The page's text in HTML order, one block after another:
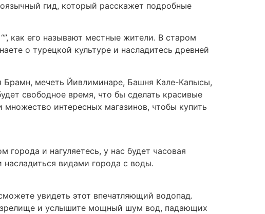
гид, который расскажет подробные
как его называют местные жители. В старом
о турецкой культуре и насладитесь древней
Брамн, мечеть Йивлиминаре, Башня Кале-Капысы,
свободное время, что бы сделать красивые
интересных магазинов, чтобы купить
и нагуляетесь, у нас будет часовая
видами города с воды.
увидеть этот впечатляющий водопад.
зрелище и услышите мощный шум вод, падающих